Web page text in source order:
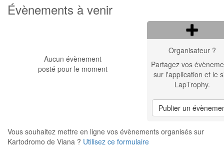
Évènements à venir
Aucun évènement
posté pour le moment
Organisateur ?
Partagez vos
sur l'application et le
LapTrophy.
Publier un
Vous souhaitez mettre en ligne vos évènements organisés sur
Kartodromo de Viana ? Utilisez ce formulaire